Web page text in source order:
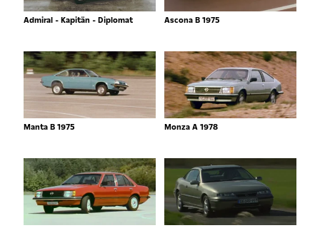
Admiral - Kapitän - Diplomat Ascona B 1975
Manta B 1975 Monza A 1978